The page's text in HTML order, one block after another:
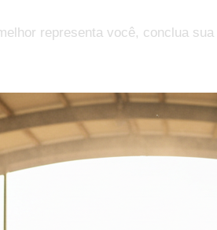
representa você, conclua